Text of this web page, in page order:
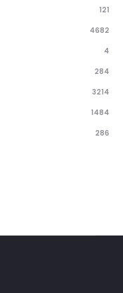
121
4682
4
284
3214
1484
286